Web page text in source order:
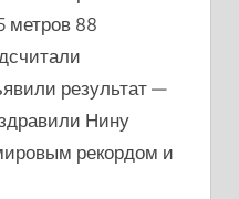
метров 88
результат —
Нину
рекордом и